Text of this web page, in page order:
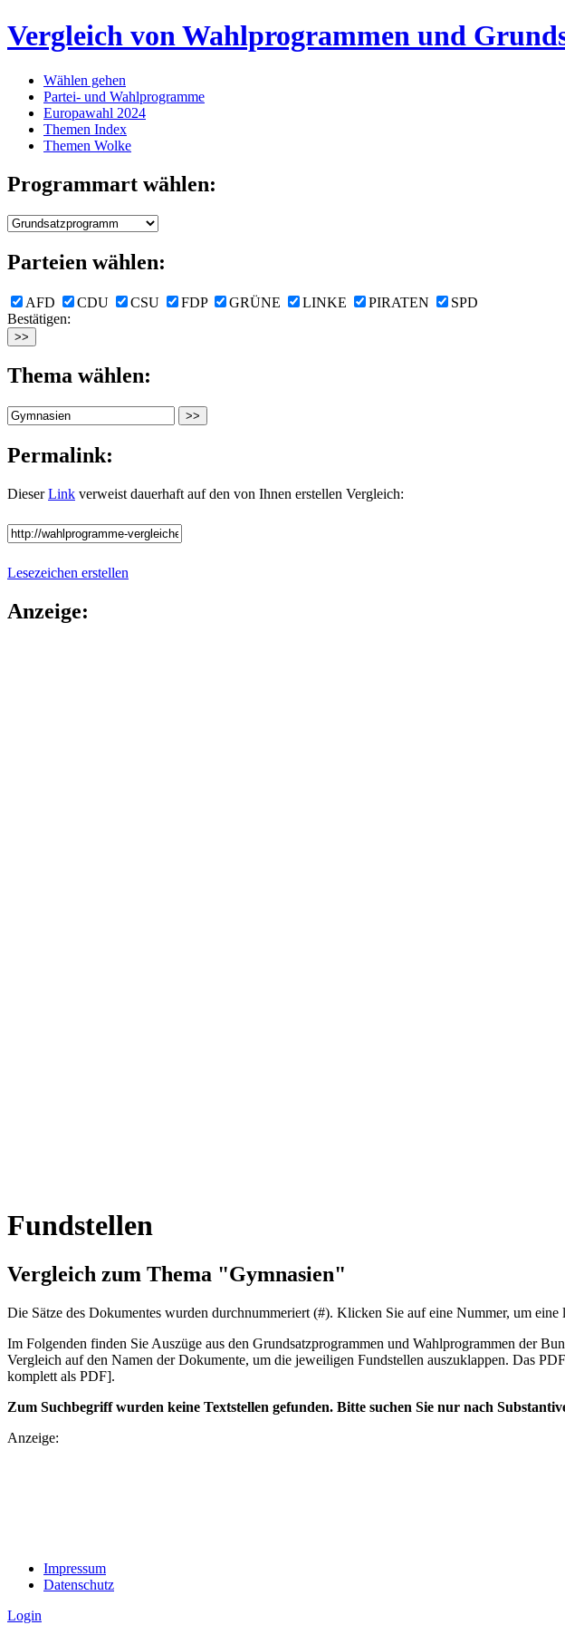
Vergleich von Wahlprogrammen und
Wählen gehen
Partei- und Wahlprogramme
Europawahl 2024
Themen Index
Themen Wolke
Programmart wählen:
Parteien wählen:
AFD CDU CSU FDP GRÜNE LINKE PIRATEN
SPD
Bestätigen:
Thema wählen:
Permalink:
DieserLink verweist dauerhaft auf den von Ihnen erstellen Vergleich:
Lesezeichen erstellen
Anzeige:
Fundstellen
Vergleich zum Thema "Gymnasien"
Die Sätze des Dokum­entes wurden durch­nummeriert (#). Klicken Sie auf eine Nummer, um
Im Folgenden finden Sie Auszüge aus den Grundsatz­program­men und Wahl­program­men der
Vergleich auf den Namen der Dokumente, um die jeweiligen Fundstellen aus­zu­klappen. Das
komplett als PDF].
Zum Suchbegriff wurden keine Textstellen gefunden. Bitte suchen Sie nur nach
Anzeige:
Impressum
Datenschutz
Login